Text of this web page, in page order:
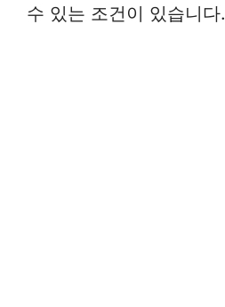
수 있는 조건이 있습니다.